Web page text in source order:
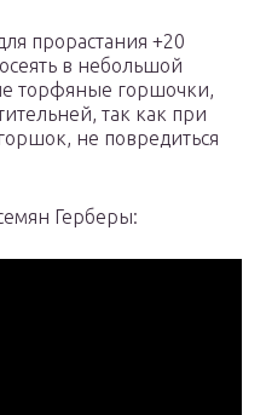
прорастания +20
в небольшой
торфяные горшочки,
так как при
не повредиться
Герберы: